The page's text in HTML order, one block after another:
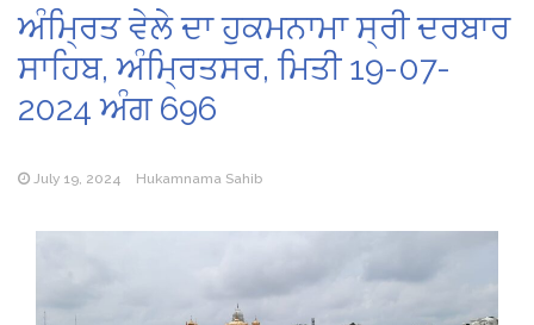
ਅੰਮ੍ਰਿਤ ਵੇਲੇ ਦਾ ਹੁਕਮਨਾਮਾ ਸ੍ਰੀ ਦਰਬਾਰ
ਸਾਹਿਬ, ਅੰਮ੍ਰਿਤਸਰ, ਮਿਤੀ 19-07-
2024 ਅੰਗ 696
July 19, 2024 Hukamnama Sahib